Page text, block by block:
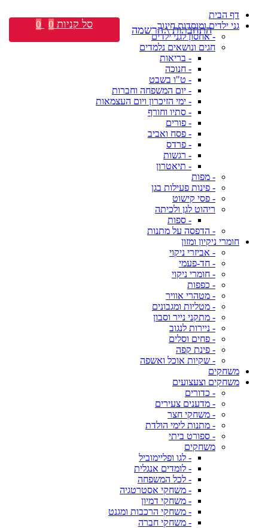
דף הבית
גני ילדים ומוסדות חינוך
- אחסון לגני ילדים
חגים ונושאים נלמדים
- בריאות
- חנוכה
- ט"ו בשבט
- יום המשפחה וחברות
- ימי הזיכרון ויום העצמאות
- סתיו וחורף
- פורים
- פסח ואביב
- פרדס
- רגשות
- תיאטרון
- מפות
- פינות פעילות בגן
- פסי קישוט
ריהוט לגן ולכיתה
- ספות
- הדפסה על מתנות
חומרי ניקיון ומזון
- אביזרי ניקוי
- חד-פעמי
- חומרי ניקוי
- כפפות
- מטהרי אוויר
- מטליות ומגבונים
- מתקני נייר וסבון
- ניירות לנגוב
- פחים וסלים
- פינת קפה
- שקיות אוכל ואשפה
משחקים
משחקים וצעצועים
- כדורים
- מדענים צעירים
- משחקי חצר
- מתנות לימי הולדת
- ספורט ביתי
משחקים
- לגו ופליימוביל
- לומדים אנגלית
- לכל המשפחה
- משחקי אסטרטגיה
- משחקי דמיון
- משחקי הרכבות ומגנט
- משחקי חברה
התחברות \ הרשמה סל קניות 0
0